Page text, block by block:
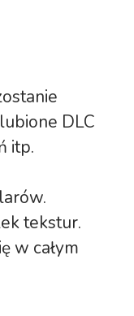
DLC
itp.
tekstur.
w całym